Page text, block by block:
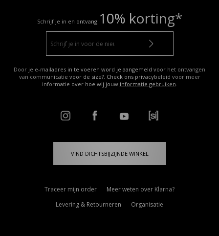
Schrijf je in en ontvang 10% korting*
Door je e-mailadres in te voeren word je aangemeld voor het ontvangen
van communicatie voor de size?. Check ons privacybeleid voor meer
informatie over hoe wij jouw informatie gebruiken.
VIND DICHTSBIJZIJNDE WINKEL
Traceer mijn order
Meer weten over Klarna?
Levering & Retourneren
Organisatie